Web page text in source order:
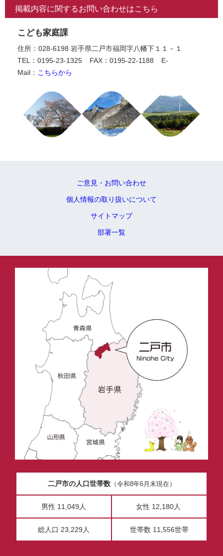
掲載内容に関するお問い合わせはこちら
こども家庭課
住所：028-6198 岩手県二戸市福岡字八幡下１１－１
TEL：0195-23-1325
FAX：0195-22-1188
E-
Mail： こちらから
ご意見・お問い合わせ
個人情報の取り扱いについて
サイトマップ
部署一覧
二戸市の人口世帯数（令和8年6月末現在）
男性 11,049人 女性 12,180人
総人口 23,229人 世帯数 11,556世帯